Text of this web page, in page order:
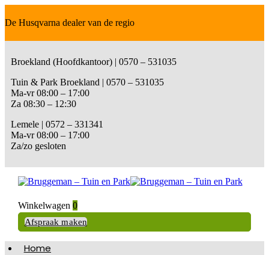
De Husqvarna dealer van de regio
Broekland (Hoofdkantoor) | 0570 – 531035
Tuin & Park Broekland | 0570 – 531035
Ma-vr 08:00 – 17:00
Za 08:30 – 12:30
Lemele | 0572 – 331341
Ma-vr 08:00 – 17:00
Za/zo gesloten
Winkelwagen 0
Afspraak maken
Home